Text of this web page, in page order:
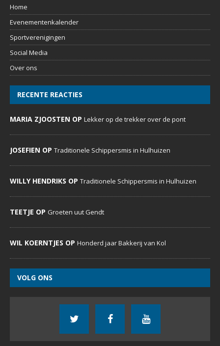
Home
Evenementenkalender
Sportverenigingen
Social Media
Over ons
RECENTE REACTIES
MARIA ZJOOSTEN OP Lekker op de trekker over de pont
JOSEFIEN OP Traditionele Schippersmis in Hulhuizen
WILLY HENDRIKS OP Traditionele Schippersmis in Hulhuizen
TEETJE OP Groeten uut Gendt
WIL KOERNTJES OP Honderd jaar Bakkerij van Kol
VOLG ONS